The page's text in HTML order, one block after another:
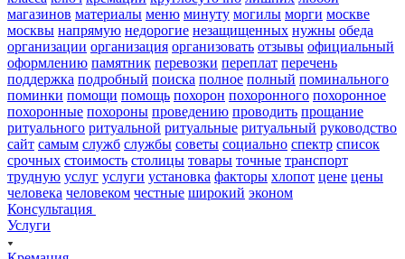
магазинов материалы меню минуту могилы морги москве
москвы напрямую недорогие незащищенных нужны обеда
организации организация организовать отзывы официальный
оформлению памятник перевозки переплат перечень
поддержка подробный поиска полное полный поминального
поминки помощи помощь похорон похоронного похоронное
похоронные похороны проведению проводить прощание
ритуального ритуальной ритуальные ритуальный руководство
сайт самым служб службы советы социально спектр список
срочных стоимость столицы товары точные транспорт
трудную услуг услуги установка факторы хлопот цене цены
человека человеком честные широкий эконом
Консультация
Услуги